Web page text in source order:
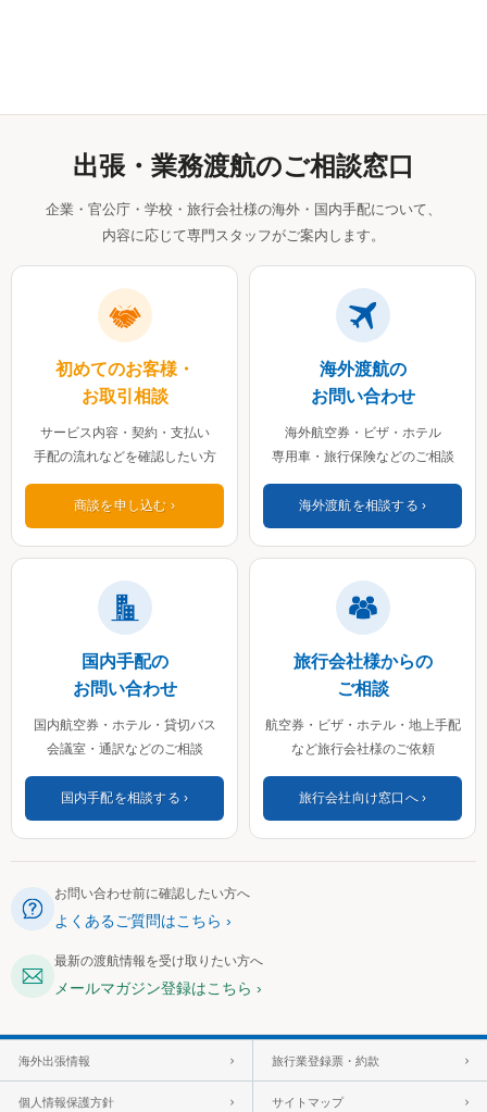
出張・業務渡航のご相談窓口
企業・官公庁・学校・旅行会社様の海外・国内手配について、
内容に応じて専門スタッフがご案内します。
初めてのお客様・
お取引相談
サービス内容・契約・支払い
手配の流れなどを確認したい方
商談を申し込む
海外渡航の
お問い合わせ
海外航空券・ビザ・ホテル
専用車・旅行保険などのご相談
海外渡航を相談する
国内手配の
お問い合わせ
国内航空券・ホテル・貸切バス
会議室・通訳などのご相談
国内手配を相談する
旅行会社様からの
ご相談
航空券・ビザ・ホテル・地上手配
など旅行会社様のご依頼
旅行会社向け窓口へ
お問い合わせ前に確認したい方へ
よくあるご質問はこちら
最新の渡航情報を受け取りたい方へ
メールマガジン登録はこちら
海外出張情報 旅行業登録票・約款
個人情報保護方針 サイトマップ